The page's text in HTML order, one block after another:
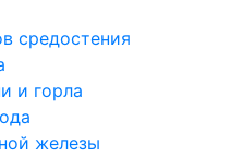
средостения
и горла
железы